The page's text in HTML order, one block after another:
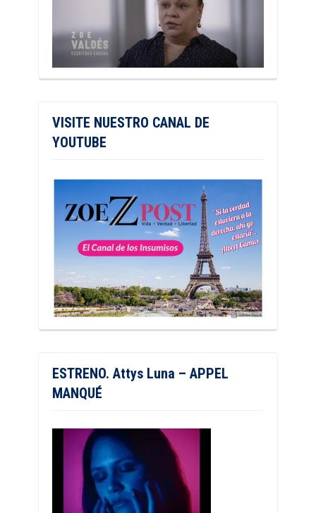
VISITE NUESTRO CANAL DE
YOUTUBE
ESTRENO. Attys Luna – APPEL
MANQUÉ